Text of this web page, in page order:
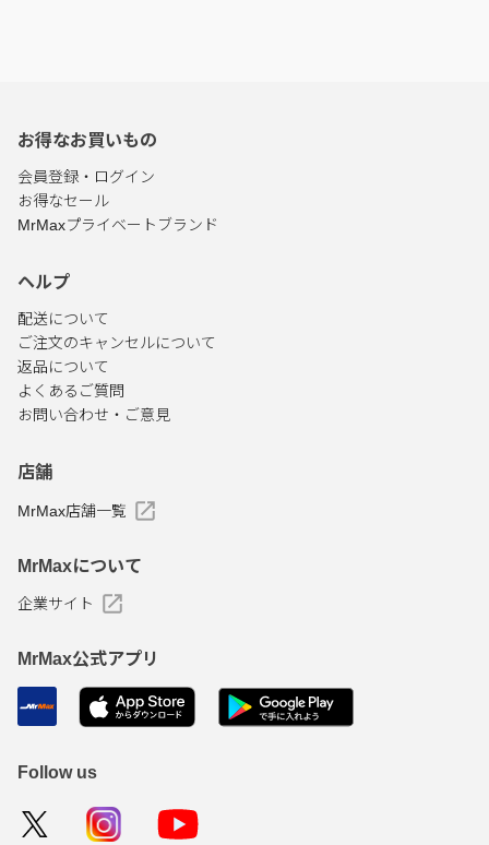
お得なお買いもの
会員登録・ログイン
お得なセール
MrMaxプライベートブランド
ヘルプ
配送について
ご注文のキャンセルについて
返品について
よくあるご質問
お問い合わせ・ご意見
店舗
MrMax店舗一覧
MrMaxについて
企業サイト
MrMax公式アプリ
Follow us